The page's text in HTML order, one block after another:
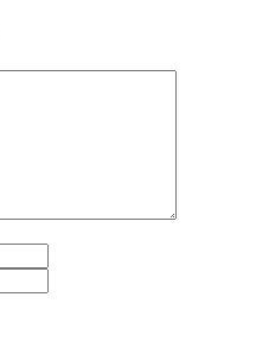
Mail-
Adresse